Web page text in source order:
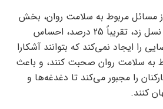
مسائل مربوط به سلامت روان، بخش
قابل توجهی از نیروی کار نسل زد، تقریباً 25 درصد، احساس
را ایجاد نمی‌کند که بتوانند آشکارا
به سلامت روان صحبت کنند، و باعث
را مجبور می‌کند تا دغدغه‌ها و
کنند.